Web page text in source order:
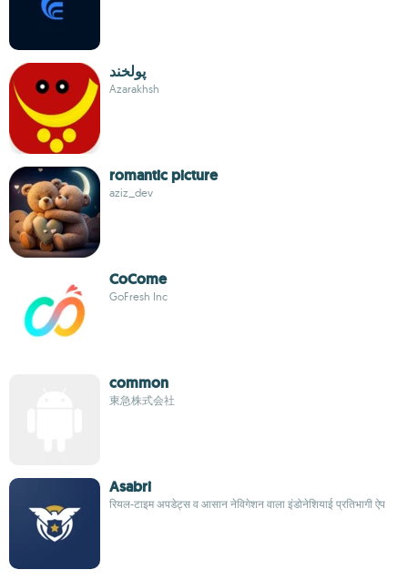
پولخند
Azarakhsh
romantic picture
aziz_dev
CoCome
GoFresh Inc
common
東急株式会社
Asabri
रियल-टाइम अपडेट्स व आसान नेविगेशन वाला इंडोनेशियाई प्रतिभागी ऐप